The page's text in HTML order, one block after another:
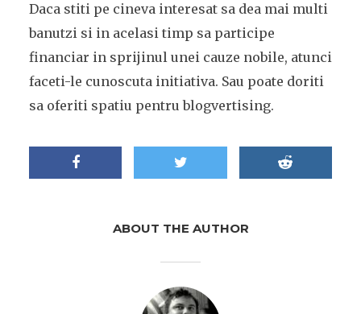
Daca stiti pe cineva interesat sa dea mai multi
banutzi si in acelasi timp sa participe
financiar in sprijinul unei cauze nobile, atunci
faceti-le cunoscuta initiativa. Sau poate doriti
sa oferiti spatiu pentru blogvertising.
ABOUT THE AUTHOR